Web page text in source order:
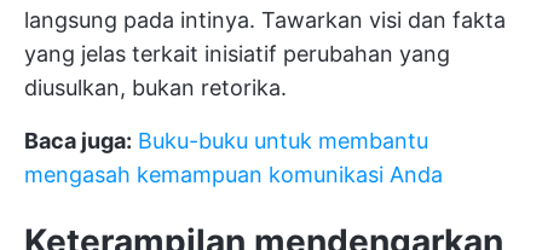
langsung pada intinya. Tawarkan visi dan fakta
yang jelas terkait inisiatif perubahan yang
diusulkan, bukan retorika.
Baca juga: Buku-buku untuk membantu
mengasah kemampuan komunikasi Anda
Keterampilan mendengarkan